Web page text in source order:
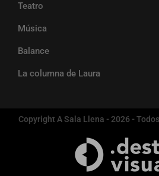
Teatro
Música
Balance
La columna de Laura
Copyright A Sala Llena - 2026 -